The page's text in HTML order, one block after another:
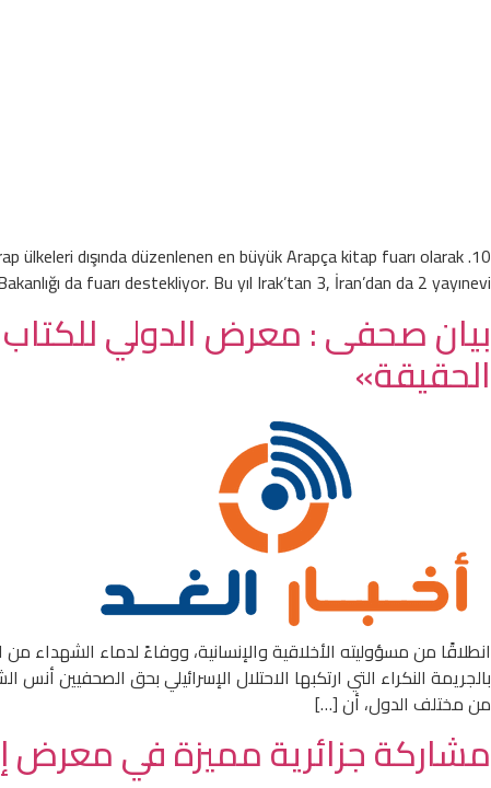
ülkeleri dışında düzenlenen en büyük Arapça kitap fuarı olarak
da fuarı destekliyor. Bu yıl Irak’tan 3, İran’dan da 2 yayınevi […]
بيان صحفى : معرض الدولي
الحقيقة»
انطلاقًا من مسؤوليته الأخلاقية والإنسانية، ووفاءً لدماء
بالجريمة النكراء التي ارتكبها الاحتلال الإسرائيلي بحق
من مختلف الدول، أن […]
مشاركة جزائرية مميزة في معرض